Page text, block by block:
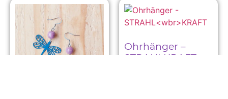
Ohrhänger –
STRAHL KRAFT